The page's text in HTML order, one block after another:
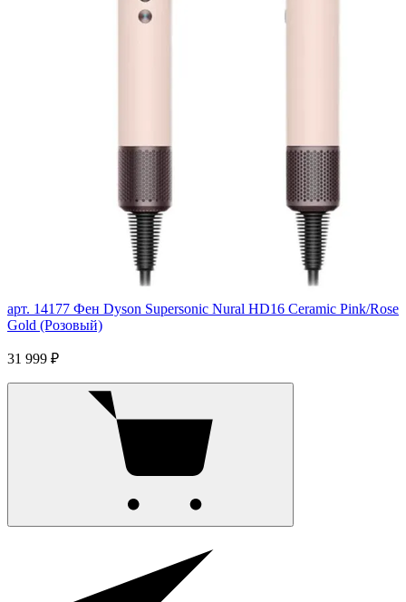
арт. 14177 Фен Dyson Supersonic Nural HD16 Ceramic Pink/Rose
Gold (Розовый)
31 999 ₽